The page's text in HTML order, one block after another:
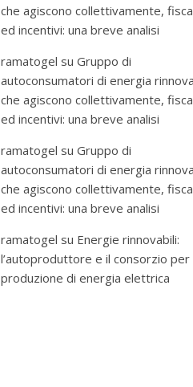
che agiscono collettivamente,
ed incentivi: una breve analisi
ramatogel su Gruppo di
autoconsumatori di energia
che agiscono collettivamente,
ed incentivi: una breve analisi
ramatogel su Gruppo di
autoconsumatori di energia
che agiscono collettivamente,
ed incentivi: una breve analisi
ramatogel su Energie rinnovabili:
l’autoproduttore e il consorzio per
produzione di energia elettrica